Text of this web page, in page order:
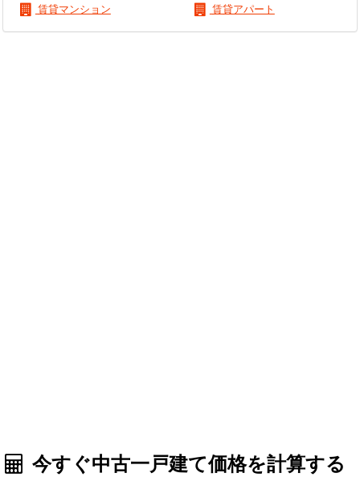
賃貸マンション
賃貸アパート
今すぐ中古一戸建て価格を計算する